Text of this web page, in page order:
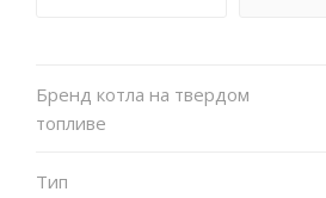
Бренд котла на твердом
топливе
Тип